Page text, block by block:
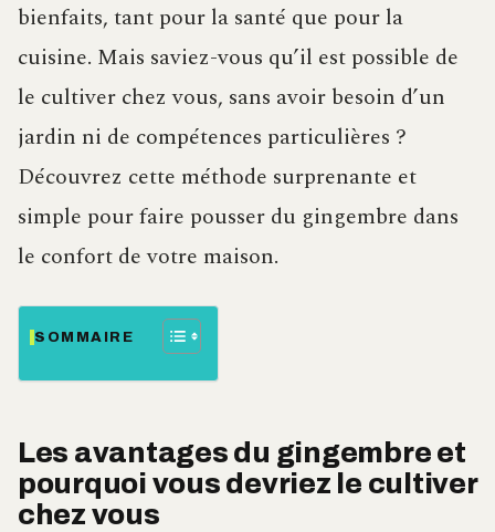
bienfaits, tant pour la santé que pour la
cuisine. Mais saviez-vous qu’il est possible de
le cultiver chez vous, sans avoir besoin d’un
jardin ni de compétences particulières ?
Découvrez cette méthode surprenante et
simple pour faire pousser du gingembre dans
le confort de votre maison.
SOMMAIRE
Les avantages du gingembre et
pourquoi vous devriez le cultiver
chez vous